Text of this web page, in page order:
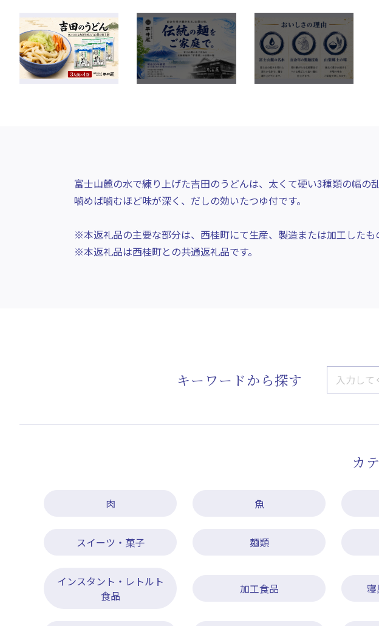
富士山麓の水で練り上げた吉田のうどんは、太くて硬い3種類の幅の乱
噛めば噛むほど味が深く、だしの効いたつゆ付です。
※本返礼品の主要な部分は、西桂町にて生産、製造または加工したも
※本返礼品は西桂町との共通返礼品です。
キーワードから探す
カ
肉 魚
スイーツ・菓子 麺類
インスタント・レトルト
食品
加工食品 寝